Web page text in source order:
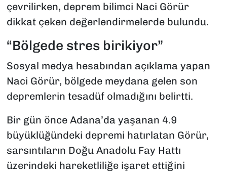
çevrilirken, deprem bilimci Naci Görür
dikkat çeken değerlendirmelerde bulundu.
“Bölgede stres birikiyor”
Sosyal medya hesabından açıklama yapan
Naci Görür, bölgede meydana gelen son
depremlerin tesadüf olmadığını belirtti.
Bir gün önce Adana’da yaşanan 4.9
büyüklüğündeki depremi hatırlatan Görür,
sarsıntıların Doğu Anadolu Fay Hattı
üzerindeki hareketliliğe işaret ettiğini